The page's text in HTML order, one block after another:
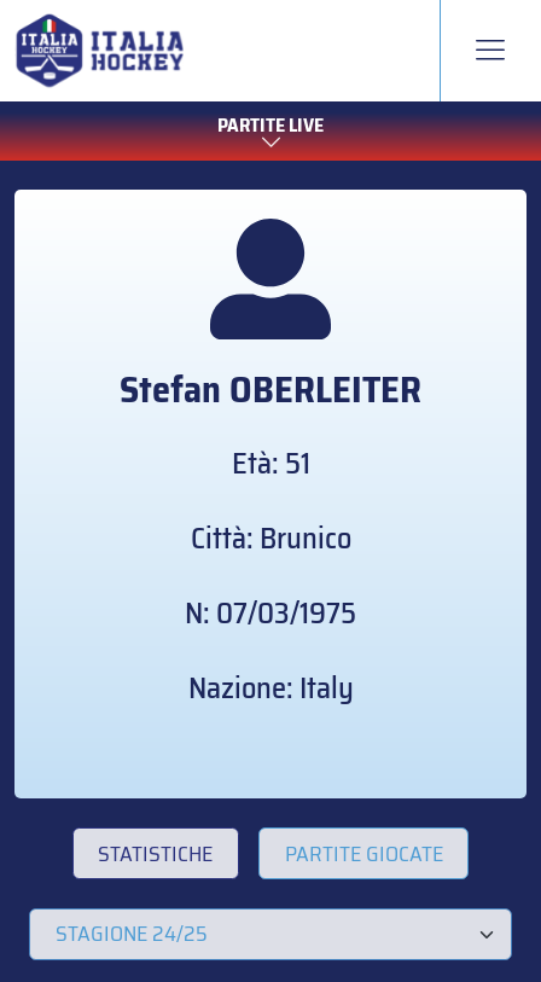
PARTITE LIVE
StefanOBERLEITER
Età: 51
Città: Brunico
N: 07/03/1975
Nazione: Italy
STATISTICHE PARTITE GIOCATE